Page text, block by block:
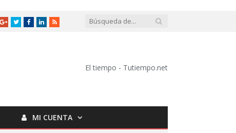
GoogleTwitterFacebookLinkedIn
RSS
El tiempo - Tutiempo.net
MI CUENTA